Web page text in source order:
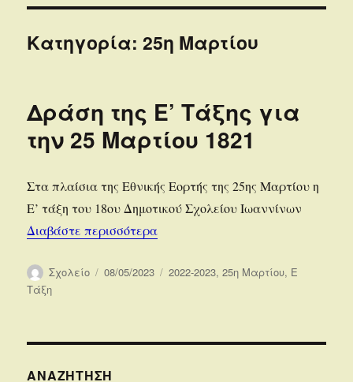
Κατηγορία:25η Μαρτίου
Δράση της Ε’ Τάξης για
την 25 Μαρτίου 1821
Στα πλαίσια της Εθνικής Εορτής της 25ης Μαρτίου η
Ε’ τάξη του 18ου Δημοτικού Σχολείου Ιωαννίνων
Διαβάστε περισσότερα“Δράση της Ε’ Τάξης για την 25
Συντάκτης
Σχολείο
Δημοσιεύτηκε
08/05/2023 Κατηγορίες
2022-2023,25η Μαρτίου, Ε
Τάξη
ΑΝΑΖΉΤΗΣΗ